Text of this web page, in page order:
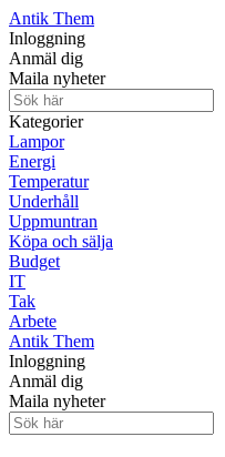
Antik Them
Inloggning
Anmäl dig
Maila nyheter
Kategorier
Lampor
Energi
Temperatur
Underhåll
Uppmuntran
Köpa och sälja
Budget
IT
Tak
Arbete
Antik Them
Inloggning
Anmäl dig
Maila nyheter